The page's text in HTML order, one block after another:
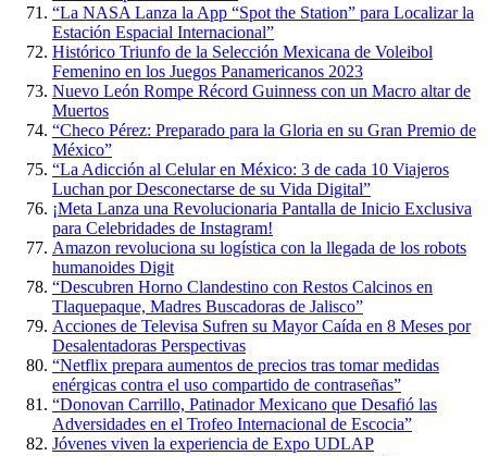
“La NASA Lanza la App “Spot the Station” para Localizar la
Estación Espacial Internacional”
Histórico Triunfo de la Selección Mexicana de Voleibol
Femenino en los Juegos Panamericanos 2023
Nuevo León Rompe Récord Guinness con un Macro altar de
Muertos
“Checo Pérez: Preparado para la Gloria en su Gran Premio de
México”
“La Adicción al Celular en México: 3 de cada 10 Viajeros
Luchan por Desconectarse de su Vida Digital”
¡Meta Lanza una Revolucionaria Pantalla de Inicio Exclusiva
para Celebridades de Instagram!
Amazon revoluciona su logística con la llegada de los robots
humanoides Digit
“Descubren Horno Clandestino con Restos Calcinos en
Tlaquepaque, Madres Buscadoras de Jalisco”
Acciones de Televisa Sufren su Mayor Caída en 8 Meses por
Desalentadoras Perspectivas
“Netflix prepara aumentos de precios tras tomar medidas
enérgicas contra el uso compartido de contraseñas”
“Donovan Carrillo, Patinador Mexicano que Desafió las
Adversidades en el Trofeo Internacional de Escocia”
Jóvenes viven la experiencia de Expo UDLAP